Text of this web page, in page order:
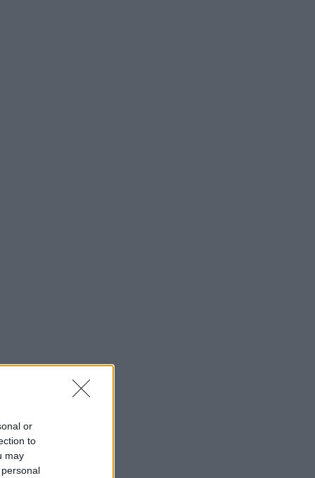
or
to
may